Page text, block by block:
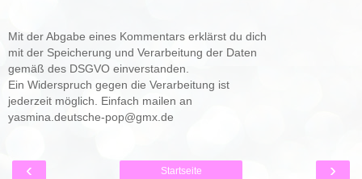
Mit der Abgabe eines Kommentars erklärst du dich
mit der Speicherung und Verarbeitung der Daten
gemäß des DSGVO einverstanden.
Ein Widerspruch gegen die Verarbeitung ist
jederzeit möglich. Einfach mailen an
yasmina.deutsche-pop@gmx.de
‹ ›
Startseite